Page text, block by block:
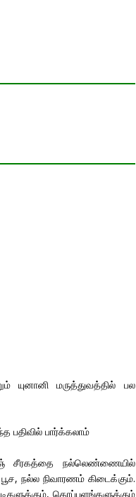
யுனானி மருத்துவத்தில் பல
பதிவில் பார்க்கலாம்
சீரகத்தை நல்லெண்ணையில்
நல்ல நிவாரணம் கிடைக்கும்.
கொப்பளங்களுக்கும்